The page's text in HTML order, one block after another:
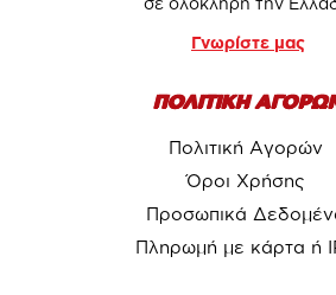
Γνωρίστε μας
ΠΟΛΙΤΙΚΗ
Πολιτική Αγορών
Όροι Χρήσης
Προσωπικά
Πληρωμή με κάρτα ή